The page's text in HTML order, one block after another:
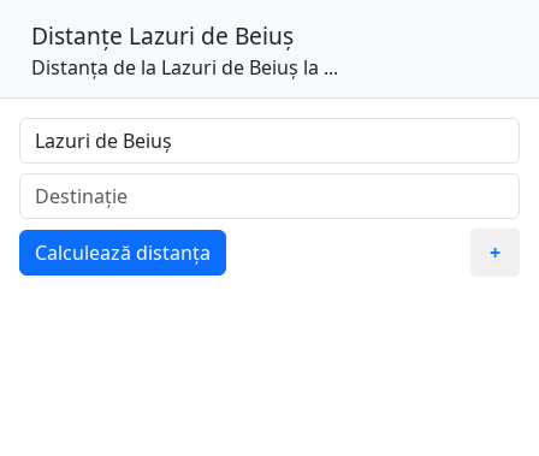
Distanțe Lazuri de Beiuș
Distanța de la Lazuri de Beiuș la ...
Calculează distanța +